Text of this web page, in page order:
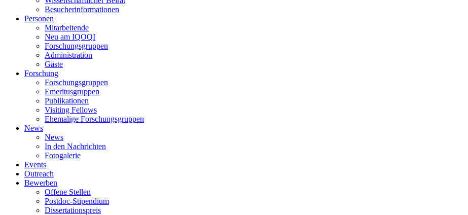
Besucherinformationen
Personen
Mitarbeitende
Neu am IQOQI
Forschungsgruppen
Administration
Gäste
Forschung
Forschungsgruppen
Emeritusgruppen
Publikationen
Visiting Fellows
Ehemalige Forschungsgruppen
News
News
In den Nachrichten
Fotogalerie
Events
Outreach
Bewerben
Offene Stellen
Postdoc-Stipendium
Dissertationspreis